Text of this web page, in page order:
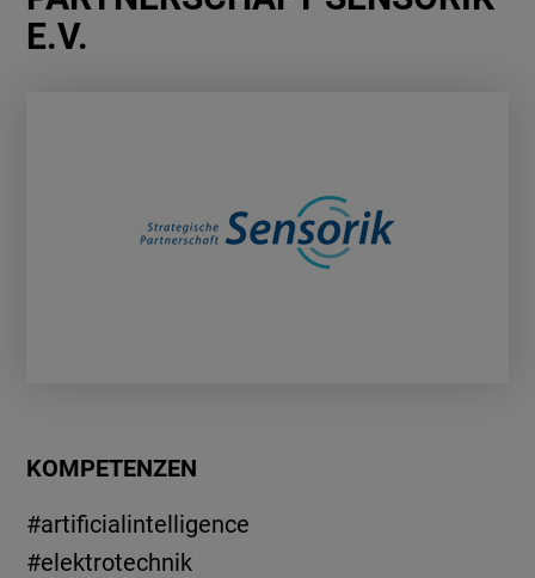
E.V.
KOMPETENZEN
#artificialintelligence
#elektrotechnik